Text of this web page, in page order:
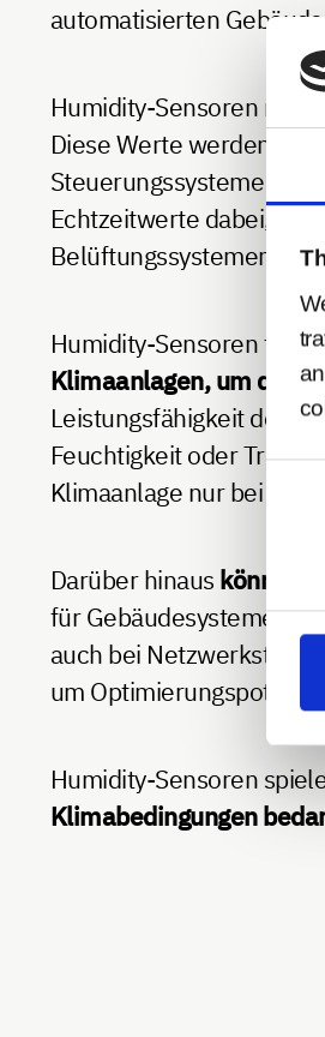
automatisierten
Humidity-Sensoren
Diese Werte werden
Steuerungssysteme
Echtzeitwerte dabei,
Belüftungssystemen.
Humidity-Sensoren
Klimaanlagen, um die
Leistungsfähigkeit der
Feuchtigkeit oder
Klimaanlage nur bei
Darüber hinaus können
für Gebäudesysteme zu
auch bei
um
Humidity-Sensoren
Klimabedingungen